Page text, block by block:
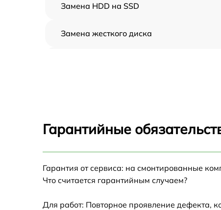
Замена HDD на SSD
Замена жесткого диска
Замена HDMI
Гарантийные
Гарантия от сервиса: на смонтированные
Что считается гарантийным случаем?
Для работ: Повторное проявление дефекта,